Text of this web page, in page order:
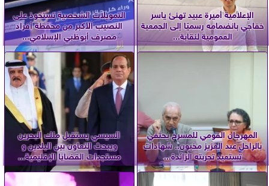
الإعلامية أميرة عبيد تهنئ ياسر
خفاجي بانضمامه رسميًا إلى الجمعية
العمومية لنقابة...
التمويلات الشخصية تستحوذ على
النصيب الأكبر من محفظة أفراد
مصرف أبوظبي الإسلامي...
المهرجان القومي للمسرح يحتفي
بالراحل عبد العزيز مخيون.. شهادات
تستعيد تجربته الرائدة...
السيسي يستقبل ملك البحرين
ويبحث التعاون بين البلدين و
مستجدات القضايا الإقليمية...